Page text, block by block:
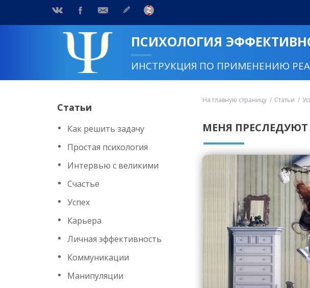
ПСИХОЛОГИЯ
ИНСТРУКЦИЯ ПО ПРИМЕНЕНИЮ
Статьи
Как решить задачу
Простая психология
Интервью с великими
Счастье
Успех
Карьера
Личная эффективность
Коммуникации
Манипуляции
На главную страницу Статьи
МЕНЯ